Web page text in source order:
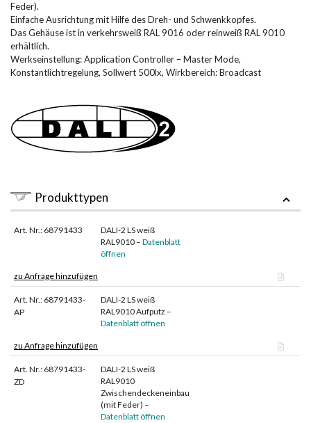
Feder).
Einfache Ausrichtung mit Hilfe des Dreh- und Schwenkkopfes.
Das Gehäuse ist in verkehrsweiß RAL 9016 oder reinweiß RAL 9010
erhältlich.
Werkseinstellung: Application Controller – Master Mode,
Konstantlichtregelung, Sollwert 500lx, Wirkbereich: Broadcast
Produkttypen
Art. Nr.: 68791433
DALI-2 LS weiß
RAL9010 –Datenblatt
öffnen
zu Anfrage hinzufügen
Art. Nr.: 68791433-
AP
DALI-2 LS weiß
RAL9010 Aufputz –
Datenblatt öffnen
zu Anfrage hinzufügen
Art. Nr.: 68791433-
ZD
DALI-2 LS weiß
RAL9010
Zwischendeckeneinbau
(mit Feder) –
Datenblatt öffnen